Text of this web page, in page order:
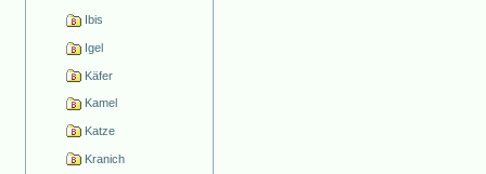
Ibis
Igel
Käfer
Kamel
Katze
Kranich